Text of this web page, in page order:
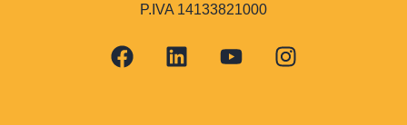
P.IVA 14133821000